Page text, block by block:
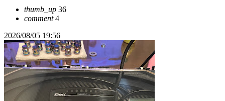
thumb_up 36
comment4
2026/08/05 19:56